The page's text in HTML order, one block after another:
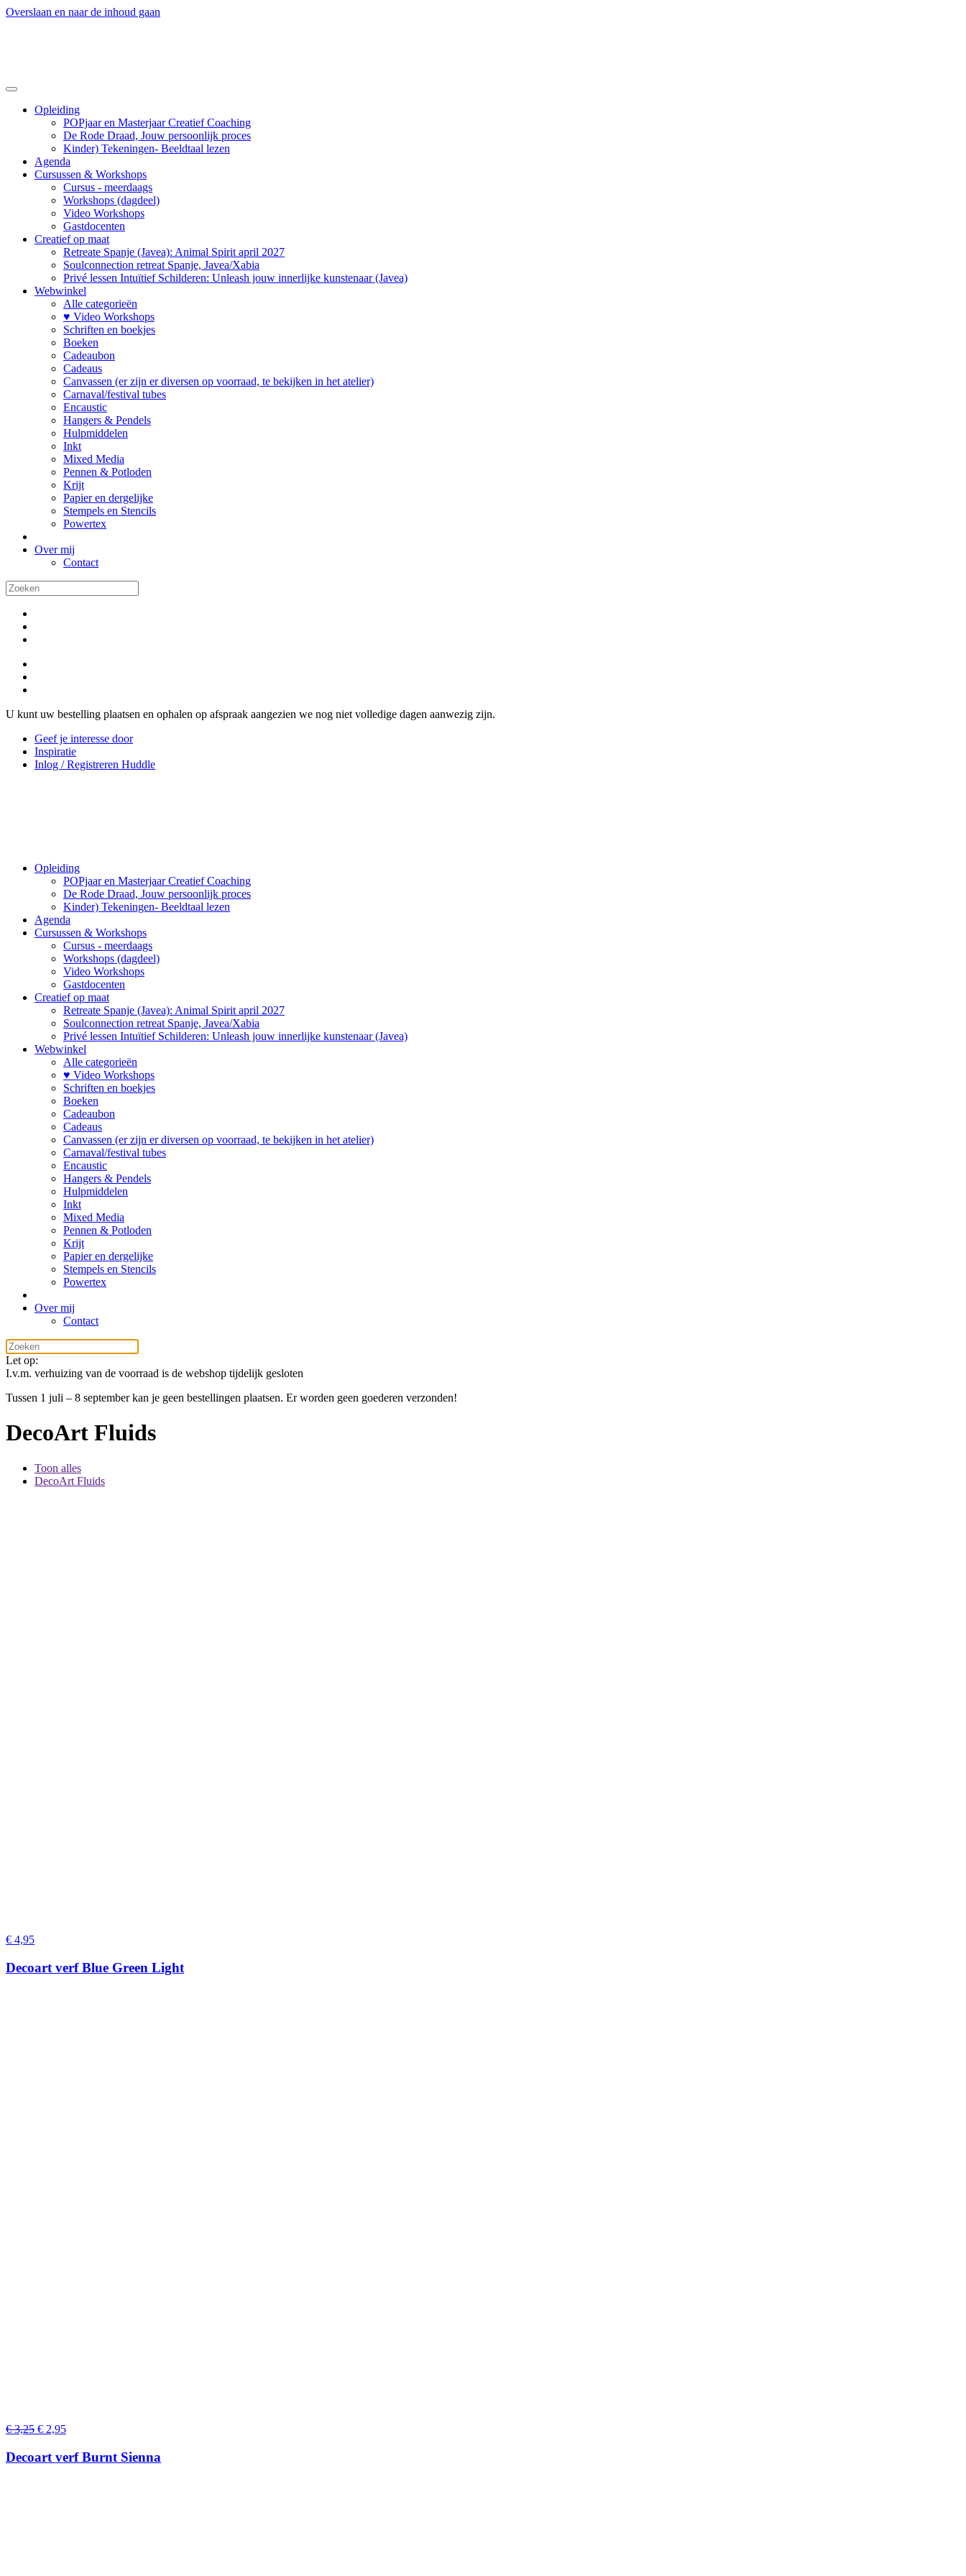
Overslaan en naar de inhoud gaan
Opleiding
POPjaar en Masterjaar Creatief Coaching
De Rode Draad, Jouw persoonlijk proces
Kinder) Tekeningen- Beeldtaal lezen
Agenda
Cursussen & Workshops
Cursus - meerdaags
Workshops (dagdeel)
Video Workshops
Gastdocenten
Creatief op maat
Retreate Spanje (Javea): Animal Spirit april 2027
Soulconnection retreat Spanje, Javea/Xabia
Privé lessen Intuïtief Schilderen: Unleash jouw innerlijke kunstenaar (Javea)
Webwinkel
Alle categorieën
♥ Video Workshops
Schriften en boekjes
Boeken
Cadeaubon
Cadeaus
Canvassen (er zijn er diversen op voorraad, te bekijken in het atelier)
Carnaval/festival tubes
Encaustic
Hangers & Pendels
Hulpmiddelen
Inkt
Mixed Media
Pennen & Potloden
Krijt
Papier en dergelijke
Stempels en Stencils
Powertex
Over mij
Contact
U kunt uw bestelling plaatsen en ophalen op afspraak aangezien we nog niet volledige dagen aanwezig zijn.
Geef je interesse door
Inspiratie
Inlog / Registreren Huddle
Opleiding
POPjaar en Masterjaar Creatief Coaching
De Rode Draad, Jouw persoonlijk proces
Kinder) Tekeningen- Beeldtaal lezen
Agenda
Cursussen & Workshops
Cursus - meerdaags
Workshops (dagdeel)
Video Workshops
Gastdocenten
Creatief op maat
Retreate Spanje (Javea): Animal Spirit april 2027
Soulconnection retreat Spanje, Javea/Xabia
Privé lessen Intuïtief Schilderen: Unleash jouw innerlijke kunstenaar (Javea)
Webwinkel
Alle categorieën
♥ Video Workshops
Schriften en boekjes
Boeken
Cadeaubon
Cadeaus
Canvassen (er zijn er diversen op voorraad, te bekijken in het atelier)
Carnaval/festival tubes
Encaustic
Hangers & Pendels
Hulpmiddelen
Inkt
Mixed Media
Pennen & Potloden
Krijt
Papier en dergelijke
Stempels en Stencils
Powertex
Over mij
Contact
Let op:
I.v.m. verhuizing van de voorraad is de webshop tijdelijk gesloten
Tussen 1 juli – 8 september kan je geen bestellingen plaatsen. Er worden geen goederen verzonden!
DecoArt Fluids
Toon alles
DecoArt Fluids
€ 4,95
Decoart verf Blue Green Light
€3,25 Oorspronkelijke
was:
€ 3,25.
€ 2,95Huidige
is:
€ 2,95.
Decoart verf Burnt Sienna